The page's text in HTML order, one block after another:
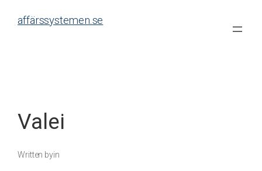
affärssystemen.se
Valei
Written byin